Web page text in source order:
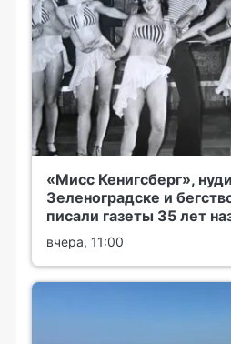
«Мисс Кенигсберг»,
Зеленоградске и
писали газеты 35 лет
вчера, 11:00